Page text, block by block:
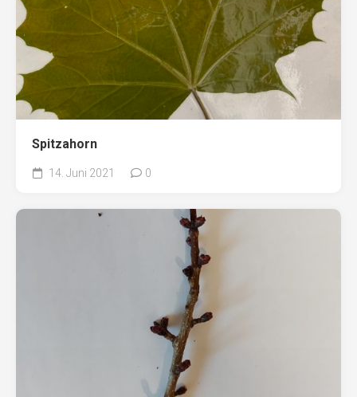
Spitzahorn
14. Juni 2021 0